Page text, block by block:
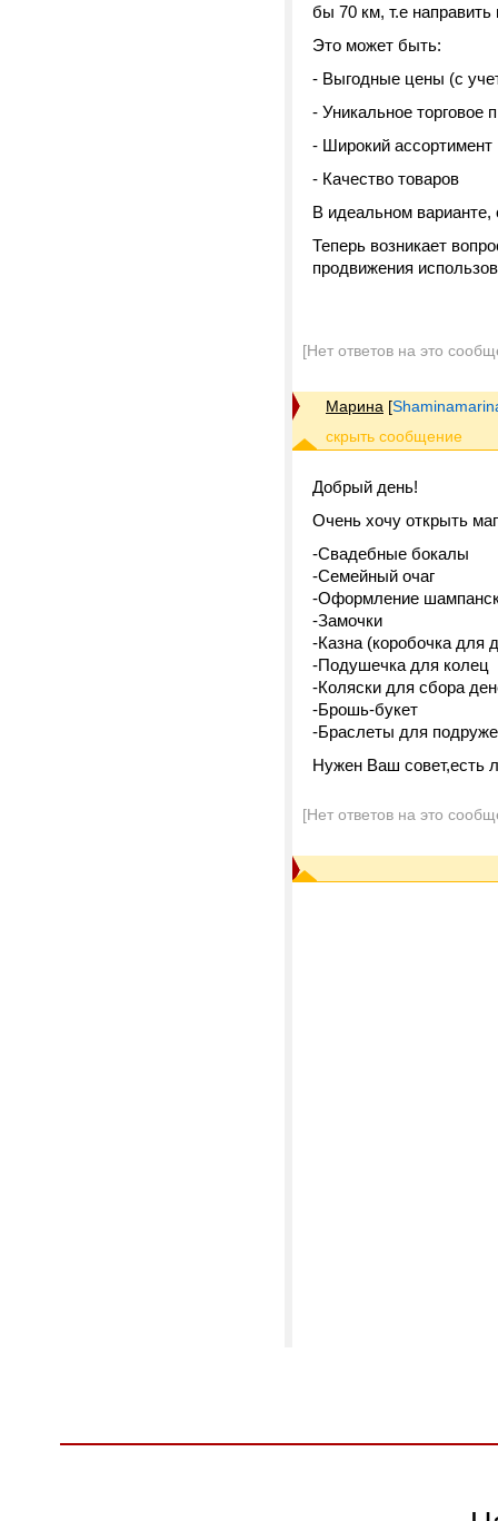
бы 70 км, т.е
Это может быть:
- Выгодные цены (с
- Уникальное торговое
- Широкий ассортимент
- Качество товаров
В идеальном
Теперь возникает
продвижения
[Нет ответов на это
Марина [
Добрый день!
Очень хочу открыть
-Свадебные бокалы
-Семейный очаг
-Оформление
-Замочки
-Казна (коробочка для
-Подушечка для колец
-Коляски для сбора
-Брошь-букет
-Браслеты для
Нужен Ваш совет,есть
[Нет ответов на это